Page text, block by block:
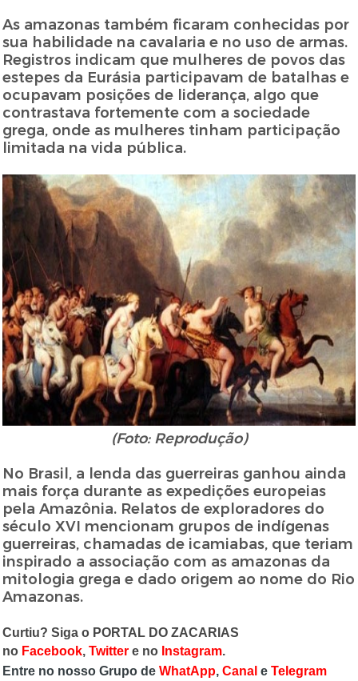
As amazonas também ficaram conhecidas por
sua habilidade na cavalaria e no uso de armas.
Registros indicam que mulheres de povos das
estepes da Eurásia participavam de batalhas e
ocupavam posições de liderança, algo que
contrastava fortemente com a sociedade
grega, onde as mulheres tinham participação
limitada na vida pública.
(Foto: Reprodução)
No Brasil, a lenda das guerreiras ganhou ainda
mais força durante as expedições europeias
pela Amazônia. Relatos de exploradores do
século XVI mencionam grupos de indígenas
guerreiras, chamadas de icamiabas, que teriam
inspirado a associação com as amazonas da
mitologia grega e dado origem ao nome do Rio
Amazonas.
Curtiu? Siga o PORTAL DO ZACARIAS
no Facebook,Twitter e no Instagram.
Entre no nosso Grupo deWhatApp,Canal eTelegram